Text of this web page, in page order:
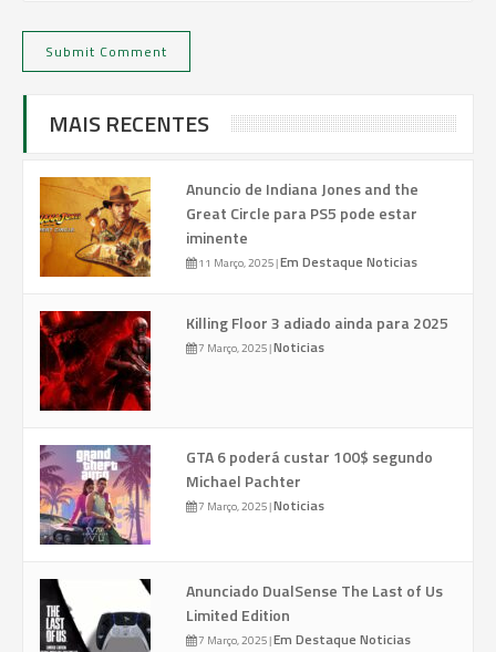
MAIS RECENTES
Anuncio de Indiana Jones and the
Great Circle para PS5 pode estar
iminente
11 Março, 2025|Em Destaque Noticias
Killing Floor 3 adiado ainda para 2025
7 Março, 2025|Noticias
GTA 6 poderá custar 100$ segundo
Michael Pachter
7 Março, 2025|Noticias
Anunciado DualSense The Last of Us
Limited Edition
7 Março, 2025|Em Destaque Noticias